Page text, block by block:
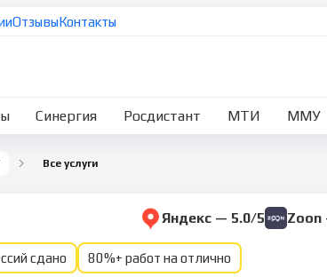
ОтзывыКонтакты
Синергия Росдистант МТИ ММУ
Все услуги
Яндекс — 5.0/5 Zoon
сдано 80%+ работ на отлично